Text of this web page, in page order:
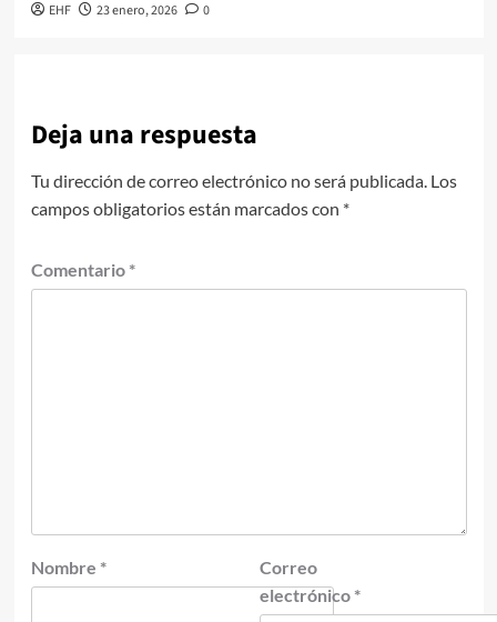
EHF 23 enero, 2026 0
Deja una respuesta
Tu dirección de correo electrónico no será publicada. Los
campos obligatorios están marcados con *
Comentario *
Nombre *
Correo
electrónico *